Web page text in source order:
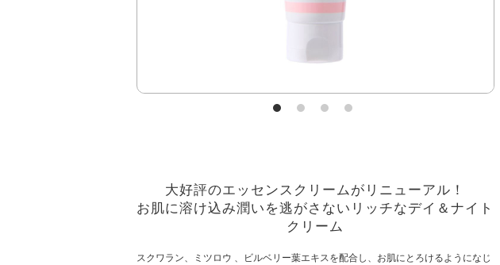
大好評のエッセンスクリームがリニューアル！
お肌に溶け込み潤いを逃がさないリッチなデイ＆ナイト
クリーム
スクワラン、ミツロウ 、ビルベリー葉エキスを配合し、お肌にとろけるようになじ